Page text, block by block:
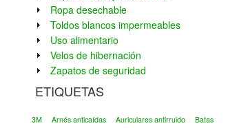
Ropa desechable
Toldos blancos impermeables
Uso alimentario
Velos de hibernación
Zapatos de seguridad
ETIQUETAS
3M Arnés anticaídas Auriculares antirruido
Batas